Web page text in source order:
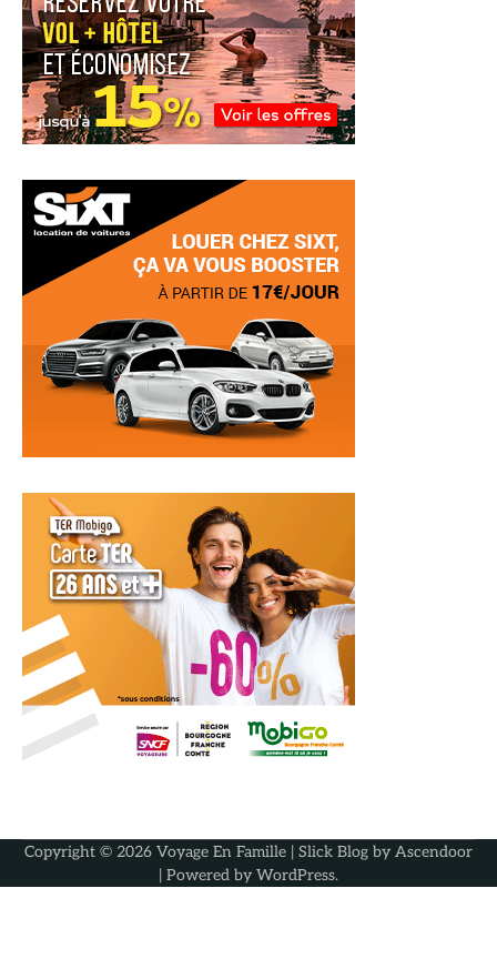
Copyright © 2026 Voyage En Famille | Slick Blog by Ascendoor
| Powered by WordPress.